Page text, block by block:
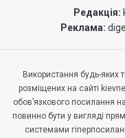
Редакція:
Реклама:
Використання будь-яких
розміщених на сайті
обов’язкового посилання
повинно бути у вигляді
системами